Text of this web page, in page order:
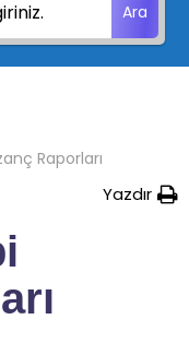
Ara
Raporları
Yazdır